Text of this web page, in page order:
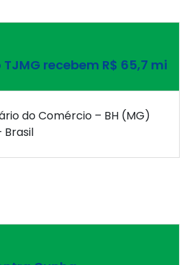
recebem R$ 65,7 mi
do Comércio – BH (MG)
Brasil